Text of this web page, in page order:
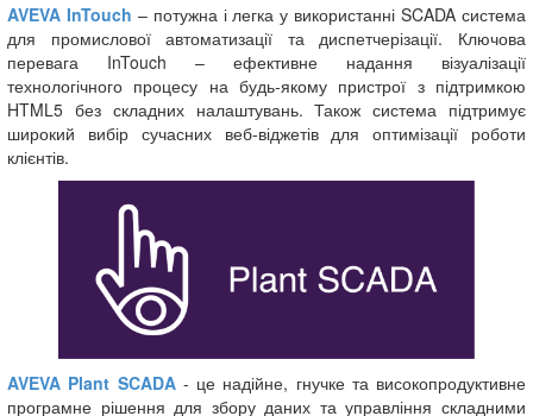
AVEVA InTouch – потужна і легка у використанні SCADA система
для промислової автоматизації та диспетчерізації. Ключова
перевага InTouch – ефективне надання візуалізації
технологічного процесу на будь-якому пристрої з підтримкою
HTML5 без складних налаштувань. Також система підтримує
широкий вибір сучасних веб-віджетів для оптимізації роботи
клієнтів.
AVEVA Plant SCADA- це надійне, гнучке та високопродуктивне
програмне рішення для збору даних та управління складними